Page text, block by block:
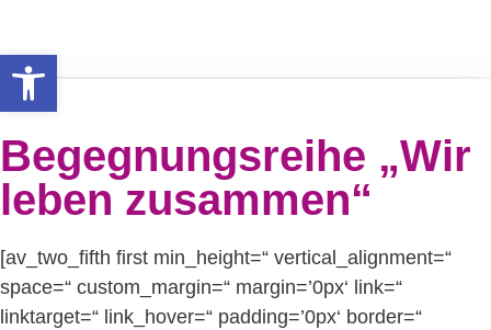
Werkzeugleiste öffnen
Begegnungsreihe „Wir
leben zusammen“
[av_two_fifth first min_height=“ vertical_alignment=“
space=“ custom_margin=“ margin=’0px‘ link=“
linktarget=“ link_hover=“ padding=’0px‘ border=“